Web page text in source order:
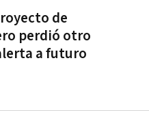
de
perdió otro
a futuro